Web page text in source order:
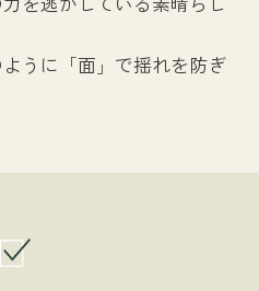
うに「面」で揺れを防ぎ